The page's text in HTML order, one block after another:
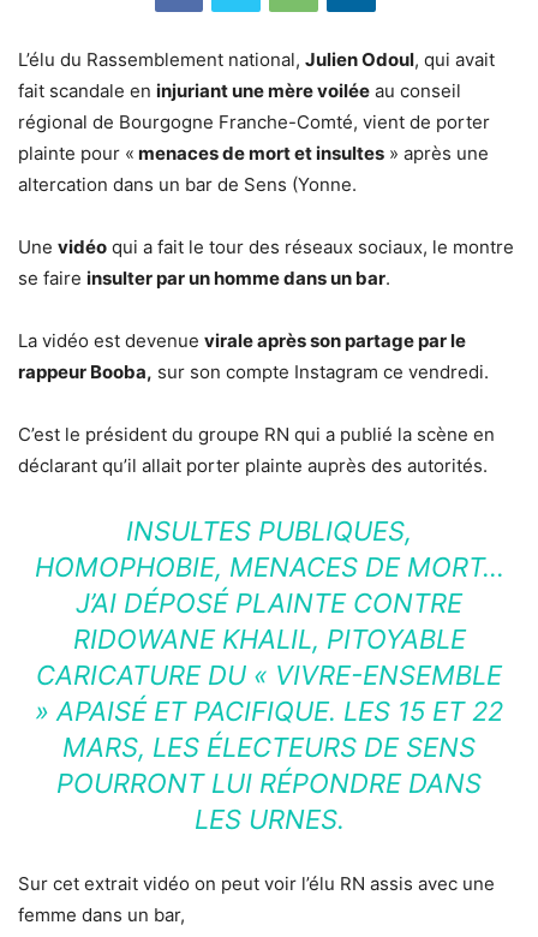
L’élu du Rassemblement national, Julien Odoul, qui avait
fait scandale en injuriant une mère voilée au conseil
régional de Bourgogne Franche-Comté, vient de porter
plainte pour « menaces de mort et insultes » après une
altercation dans un bar de Sens (Yonne.
Une vidéo qui a fait le tour des réseaux sociaux, le montre
se faire insulter par un homme dans un bar.
La vidéo est devenue virale après son partage par le
rappeur Booba, sur son compte Instagram ce vendredi.
C’est le président du groupe RN qui a publié la scène en
déclarant qu’il allait porter plainte auprès des autorités.
INSULTES PUBLIQUES,
HOMOPHOBIE, MENACES DE MORT…
J’AI DÉPOSÉ PLAINTE CONTRE
RIDOWANE KHALIL, PITOYABLE
CARICATURE DU « VIVRE-ENSEMBLE
» APAISÉ ET PACIFIQUE. LES 15 ET 22
MARS, LES ÉLECTEURS DE SENS
POURRONT LUI RÉPONDRE DANS
LES URNES.
Sur cet extrait vidéo on peut voir l’élu RN assis avec une
femme dans un bar,